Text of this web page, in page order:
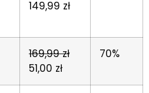
149,99 zł
169,99 zł
51,00 zł
70%